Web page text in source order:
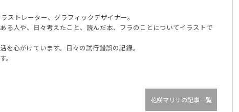
ストレーター、グラフィックデザイナー。
る人や、日々考えたこと、読んだ本、フラのことについてイラストで
心がけています。日々の試行錯誤の記録。
。
花咲マリサの記事一覧